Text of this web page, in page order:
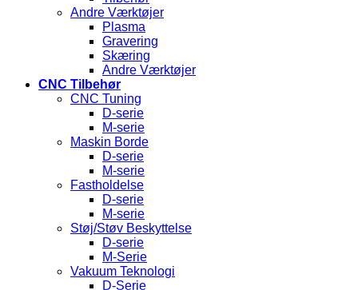
Andre Værktøjer
Plasma
Gravering
Skæring
Andre Værktøjer
CNC Tilbehør
CNC Tuning
D-serie
M-serie
Maskin Borde
D-serie
M-serie
Fastholdelse
D-serie
M-serie
Støj/Støv Beskyttelse
D-serie
M-Serie
Vakuum Teknologi
D-Serie